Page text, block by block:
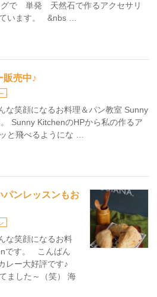
で 単発 天然石で作るアクセサリ
います。 &nbs …
販売中♪
な笑顔になるお料理＆パン教室 Sunny
Sunny KitchenのHPから私の作るア
と飛べるようにな …
パンレッスンもお
な笑顔になるお料
です。 こんばん
レー大好評です♪
ました～（笑） 海